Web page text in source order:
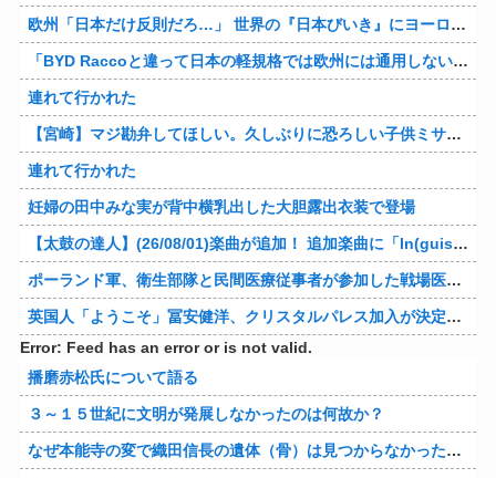
欧州「日本だけ反則だろ…」 世界の『日本びいき』にヨーロッパ全土から不満の声
「BYD Raccoと違って日本の軽規格では欧州には通用しない」と自動車系ライターが示唆、だが速攻で反例を提示されて即落ち二コマ状態に……
連れて行かれた
【宮崎】マジ勘弁してほしい。久しぶりに恐ろしい子供ミサイルを見た。
連れて行かれた
妊婦の田中みな実が背中横乳出した大胆露出衣装で登場
【太鼓の達人】(26/08/01)楽曲が追加！ 追加楽曲に「ln(guis・tics) / Sephid」「Remnath / ぺのれり」の2曲が登場！！
ポーランド軍、衛生部隊と民間医療従事者が参加した戦場医療訓練を実施！
英国人「ようこそ」冨安健洋、クリスタルパレス加入が決定的に！メディカル検査をパス！現地サポが歓迎！アーセナルファンも祝福！【海外の反応】
Error: Feed has an error or is not valid.
播磨赤松氏について語る
３～１５世紀に文明が発展しなかったのは何故か？
なぜ本能寺の変で織田信長の遺体（骨）は見つからなかったのか